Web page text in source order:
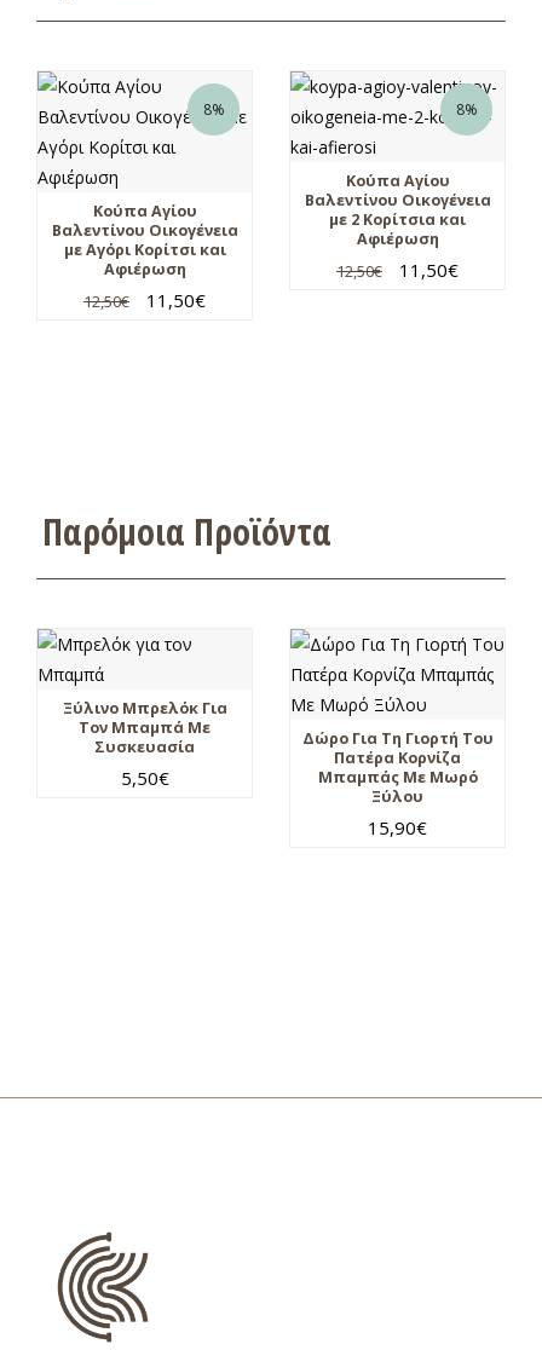
8%
Κούπα Αγίου
Βαλεντίνου Οικογένεια
με Αγόρι Κορίτσι και
Αφιέρωση
12,50€ 11,50€
8%
Κούπα Αγίου
Βαλεντίνου Οικογένεια
με 2 Κορίτσια και
Αφιέρωση
12,50€ 11,50€
Παρόμοια Προϊόντα
Ξύλινο Μπρελόκ Για
Τον Μπαμπά Με
Συσκευασία
5,50€
Δώρο Για Τη Γιορτή Του
Πατέρα Κορνίζα
Μπαμπάς Με Μωρό
Ξύλου
15,90€